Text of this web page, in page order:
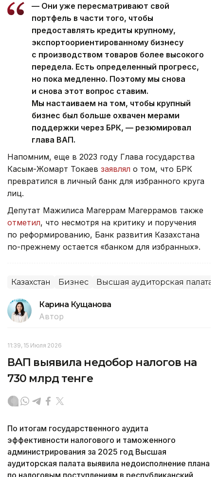
— Они уже пересматривают свой
портфель в части того, чтобы
предоставлять кредиты крупному,
экспортоориентированному бизнесу
с производством товаров более высокого
передела. Есть определенный прогресс,
но пока медленно. Поэтому мы снова
и снова этот вопрос ставим.
Мы настаиваем на том, чтобы крупный
бизнес был больше охвачен мерами
поддержки через БРК, — резюмировал
глава ВАП.
Напомним, еще в 2023 году Глава государства
Касым-Жомарт Токаев заявлял о том, что БРК
превратился в личный банк для избранного круга
лиц.
Депутат Мажилиса Магеррам Магеррамов также
отметил, что несмотря на критику и поручения
по реформированию, Банк развития Казахстана
по-прежнему остается «банком для избранных».
Казахстан Бизнес Высшая аудиторская палата
Карина Кущанова
Автор
11:39, 15 Июля 2026
ВАП выявила недобор налогов на
730 млрд тенге
По итогам государственного аудита
эффективности налогового и таможенного
администрирования за 2025 год Высшая
аудиторская палата выявила недоисполнение плана
по налоговым поступлениям в республиканский